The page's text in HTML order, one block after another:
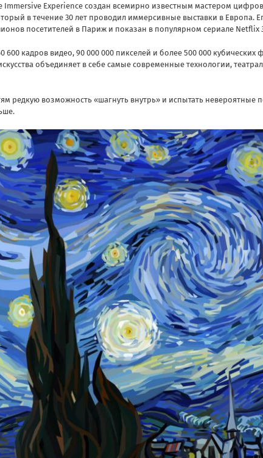
Immersive Experience создан всемирно известным мастером
в течение 30 лет проводил иммерсивные выставки в Европа.
посетителей в Париж и показан в популярном сериале Netflix
кадров видео, 90 000 000 пикселей и более 500 000 кубических
объединяет в себе самые современные технологии,
редкую возможность «шагнуть внутрь» и испытать невероятные